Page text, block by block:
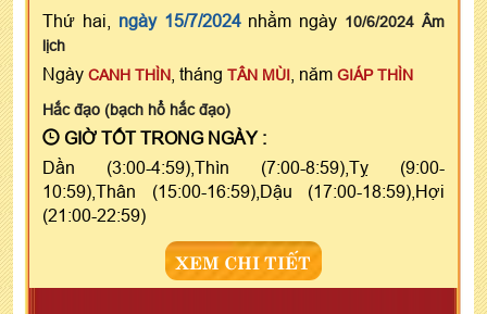
Thứ hai, ngày 15/7/2024nhằm ngày 10/6/2024 Âm
lịch
Ngày CANH THÌN , tháng TÂN MÙI , năm GIÁP THÌN
Hắc đạo (bạch hổ hắc đạo)
GIỜ TỐT TRONG NGÀY :
Dần (3:00-4:59),Thìn (7:00-8:59),Tỵ (9:00-
10:59),Thân (15:00-16:59),Dậu (17:00-18:59),Hợi
(21:00-22:59)
XEM CHI TIẾT